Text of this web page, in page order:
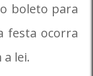
boleto para
festa ocorra
lei.